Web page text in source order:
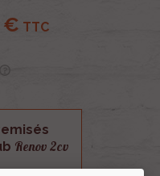
€ TTC
Renov 2cv